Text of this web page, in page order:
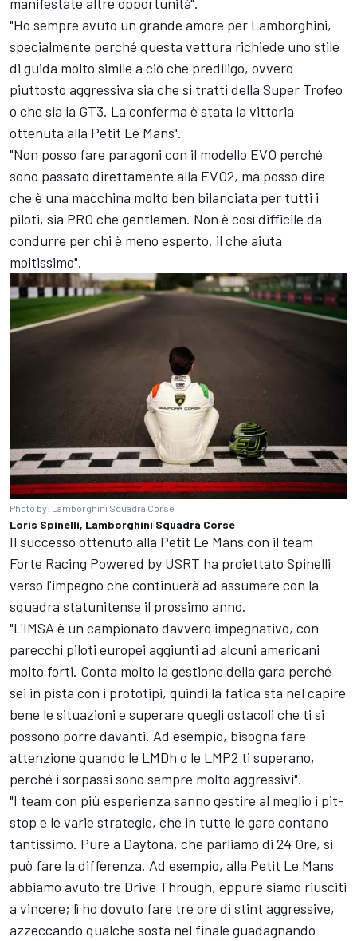
"Ho sempre avuto un grande amore per Lamborghini,
specialmente perché questa vettura richiede uno stile
di guida molto simile a ciò che prediligo, ovvero
piuttosto aggressiva sia che si tratti della Super Trofeo
o che sia la GT3. La conferma è stata la vittoria
ottenuta alla Petit Le Mans".
"Non posso fare paragoni con il modello EVO perché
sono passato direttamente alla EVO2, ma posso dire
che è una macchina molto ben bilanciata per tutti i
piloti, sia PRO che gentlemen. Non è così difficile da
condurre per chi è meno esperto, il che aiuta
moltissimo".
Photo by: Lamborghini Squadra Corse
Loris Spinelli, Lamborghini Squadra Corse
Il successo ottenuto alla Petit Le Mans con il team
Forte Racing Powered by USRT ha proiettato Spinelli
verso l'impegno che continuerà ad assumere con la
squadra statunitense il prossimo anno.
"L'IMSA è un campionato davvero impegnativo, con
parecchi piloti europei aggiunti ad alcuni americani
molto forti. Conta molto la gestione della gara perché
sei in pista con i prototipi, quindi la fatica sta nel capire
bene le situazioni e superare quegli ostacoli che ti si
possono porre davanti. Ad esempio, bisogna fare
attenzione quando le LMDh o le LMP2 ti superano,
perché i sorpassi sono sempre molto aggressivi".
"I team con più esperienza sanno gestire al meglio i pit-
stop e le varie strategie, che in tutte le gare contano
tantissimo. Pure a Daytona, che parliamo di 24 Ore, si
può fare la differenza. Ad esempio, alla Petit Le Mans
abbiamo avuto tre Drive Through, eppure siamo riusciti
a vincere; lì ho dovuto fare tre ore di stint aggressive,
azzeccando qualche sosta nel finale guadagnando